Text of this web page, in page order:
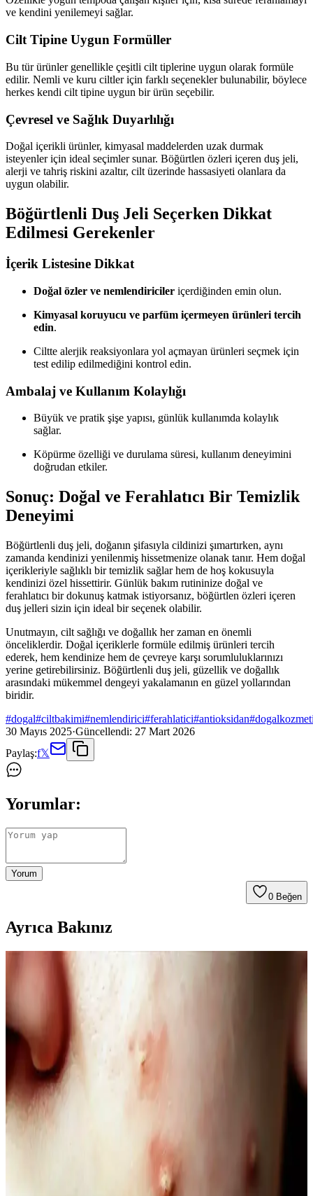
ve kendini yenilemeyi sağlar.
Cilt Tipine Uygun Formüller
Bu tür ürünler genellikle çeşitli cilt tiplerine uygun olarak formüle
edilir. Nemli ve kuru ciltler için farklı seçenekler bulunabilir, böylece
herkes kendi cilt tipine uygun bir ürün seçebilir.
Çevresel ve Sağlık Duyarlılığı
Doğal içerikli ürünler, kimyasal maddelerden uzak durmak
isteyenler için ideal seçimler sunar. Böğürtlen özleri içeren duş jeli,
alerji ve tahriş riskini azaltır, cilt üzerinde hassasiyeti olanlara da
uygun olabilir.
Böğürtlenli Duş Jeli Seçerken Dikkat
Edilmesi Gerekenler
İçerik Listesine Dikkat
Doğal özler ve nemlendiriciler içerdiğinden emin olun.
Kimyasal koruyucu ve parfüm içermeyen ürünleri tercih
edin.
Ciltte alerjik reaksiyonlara yol açmayan ürünleri seçmek için
test edilip edilmediğini kontrol edin.
Ambalaj ve Kullanım Kolaylığı
Büyük ve pratik şişe yapısı, günlük kullanımda kolaylık
sağlar.
Köpürme özelliği ve durulama süresi, kullanım deneyimini
doğrudan etkiler.
Sonuç: Doğal ve Ferahlatıcı Bir Temizlik
Deneyimi
Böğürtlenli duş jeli, doğanın şifasıyla cildinizi şımartırken, aynı
zamanda kendinizi yenilenmiş hissetmenize olanak tanır. Hem doğal
içerikleriyle sağlıklı bir temizlik sağlar hem de hoş kokusuyla
kendinizi özel hissettirir. Günlük bakım rutininize doğal ve
ferahlatıcı bir dokunuş katmak istiyorsanız, böğürtlen özleri içeren
duş jelleri sizin için ideal bir seçenek olabilir.
Unutmayın, cilt sağlığı ve doğallık her zaman en önemli
önceliklerdir. Doğal içeriklerle formüle edilmiş ürünleri tercih
ederek, hem kendinize hem de çevreye karşı sorumluluklarınızı
yerine getirebilirsiniz. Böğürtlenli duş jeli, güzellik ve doğallık
arasındaki mükemmel dengeyi yakalamanın en güzel yollarından
biridir.
#dogal#ciltbakimi#nemlendirici#ferahlatici#antioksidan#
30 Mayıs 2025·Güncellendi: 27 Mart 2026
Paylaş:f𝕏
Yorumlar:
Yorum
0 Beğen
Ayrıca Bakınız
Kahve Siyah ve Yarı Kalıcı Saç Renkleri: Doğal ve
Güncel Bir Tercih Rehberi
kolaylığı sunar. Bu rehberde renk özellikleri, uygulama ve bakım
ipuçlarıyla saçınıza şıklık katın.
Doğal Denge ve Güzellik Arasındaki Bağlantı:
Güncel Trendler ve Doğal Bakım Yöntemleri
Doğal dengeyi koruma ve güzelliği destekleme yöntemleri, organik
ürünler ve yaşam tarzı alışkanlıklarıyla sağlanıyor. Güncel trendler
ve bilimsel araştırmalar, doğallığın güzellikteki önemini vurguluyor.
Doğal İçerikli Duş Jeli Seçenekleri: Le Petit
Marseillais ve Palmolive Naturals Ürünleri